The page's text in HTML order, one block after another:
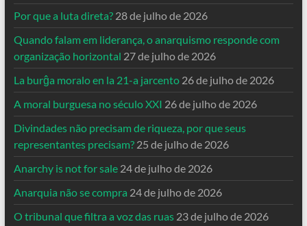
Por que a luta direta? 28 de julho de 2026
Quando falam em liderança, o anarquismo responde com
organização horizontal 27 de julho de 2026
La burĝa moralo en la 21-a jarcento 26 de julho de 2026
A moral burguesa no século XXI 26 de julho de 2026
Divindades não precisam de riqueza, por que seus
representantes precisam? 25 de julho de 2026
Anarchy is not for sale 24 de julho de 2026
Anarquia não se compra 24 de julho de 2026
O tribunal que filtra a voz das ruas 23 de julho de 2026